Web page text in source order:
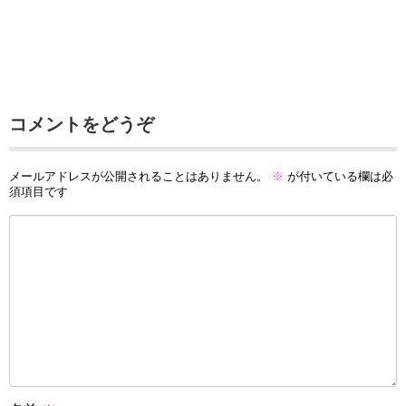
コメントをどうぞ
メールアドレスが公開されることはありません。 ※ が付いている欄は必
須項目です